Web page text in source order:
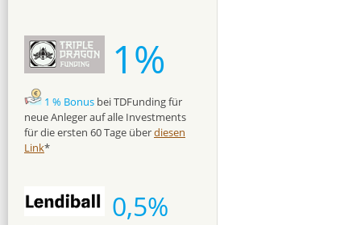
1%
1 % Bonus bei TDFunding für
neue Anleger auf alle Investments
für die ersten 60 Tage überdiesen
Link*
0,5%